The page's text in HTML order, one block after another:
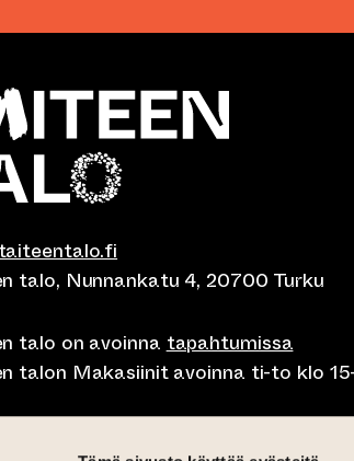
talo, Nunnankatu 4, 20700 Turku
talo on avoinna tapahtumissa
talon Makasiinit avoinna ti-to klo